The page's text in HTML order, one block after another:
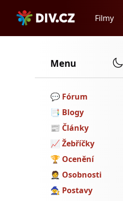
Filmy
Menu
💬️ Fórum
📑 Blogy
📰 Články
📈 Žebříčky
🏆 Ocenění
🤵 Osobnosti
🧙 Postavy